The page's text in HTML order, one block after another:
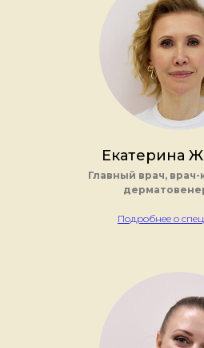
Екатерина
Главный врач,
Подробнее о